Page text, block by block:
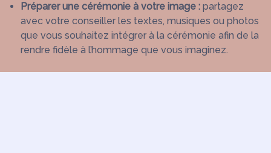
Préparer une cérémonie à votre image : partagez
avec votre conseiller les textes, musiques ou photos
que vous souhaitez intégrer à la cérémonie afin de la
rendre fidèle à l’hommage que vous imaginez.